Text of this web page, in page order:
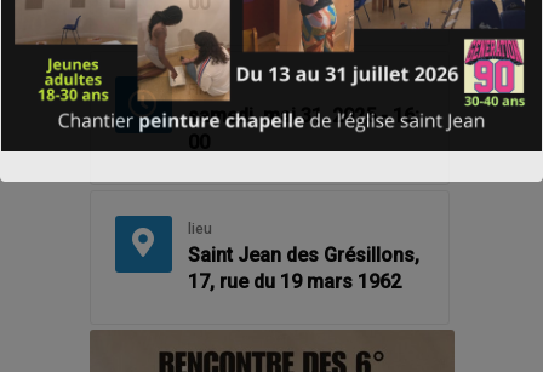
Fin
samedi, mai 31, 2025 - 16:
lieu
Saint Jean des Grésillons,
17, rue du 19 mars 1962